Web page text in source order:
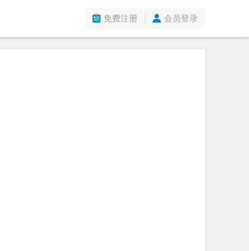
免费注册 会员登录